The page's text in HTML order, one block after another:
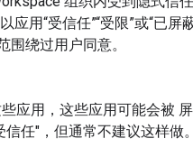
用“受信任”“受限”或“已屏
围绕过用户同意。
应用，这些应用可能会被
任"，但通常不建议这样做。